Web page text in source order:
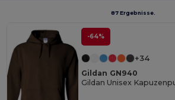
87 Ergebnisse.
-64%
+34
Gildan GN940
Gildan Unisex